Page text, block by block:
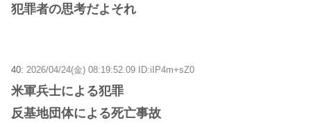
犯罪者の思考だよそれ
40: 2026/04/24(金) 08:19:52.09 ID:iIP4m+sZ0
米軍兵士による犯罪
反基地団体による死亡事故